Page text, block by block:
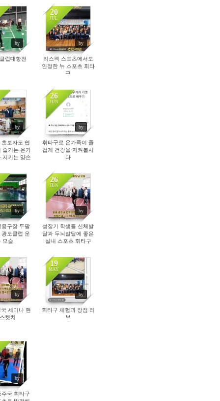
by
럽대항전
20
JUL
by
125
리스펙 스포츠에서도
인정한 뉴 스포츠 휘타
구
by
보자도 쉽
즐기는 온가
지키는 양손
26
JUN
by
119
휘타구로 온가족이 즐
겁게 건강을 지켜봅시
다
by
용구장 두팔
광도클럽 운
모습
26
JUN
by
98
성장기 학생들 신체발
달과 두뇌발달에 좋은
실내 스포츠 휘타구
by
세미나 현
켓치
19
MAY
by
253
휘타구 체험과 장점 리
뷰
by
주국 휘타구